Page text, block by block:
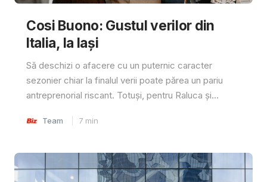
Cosi Buono: Gustul verilor din
Italia, la Iași
Să deschizi o afacere cu un puternic caracter
sezonier chiar la finalul verii poate părea un pariu
antreprenorial riscant. Totuși, pentru Raluca și...
Team 7 min